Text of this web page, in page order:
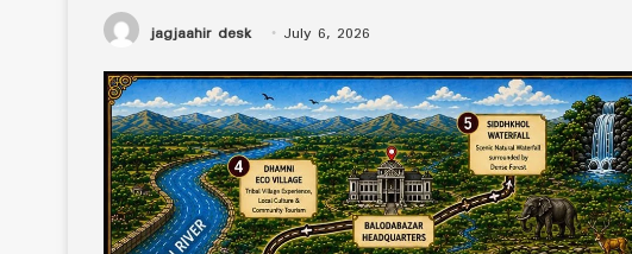
jagjaahir desk July 6, 2026